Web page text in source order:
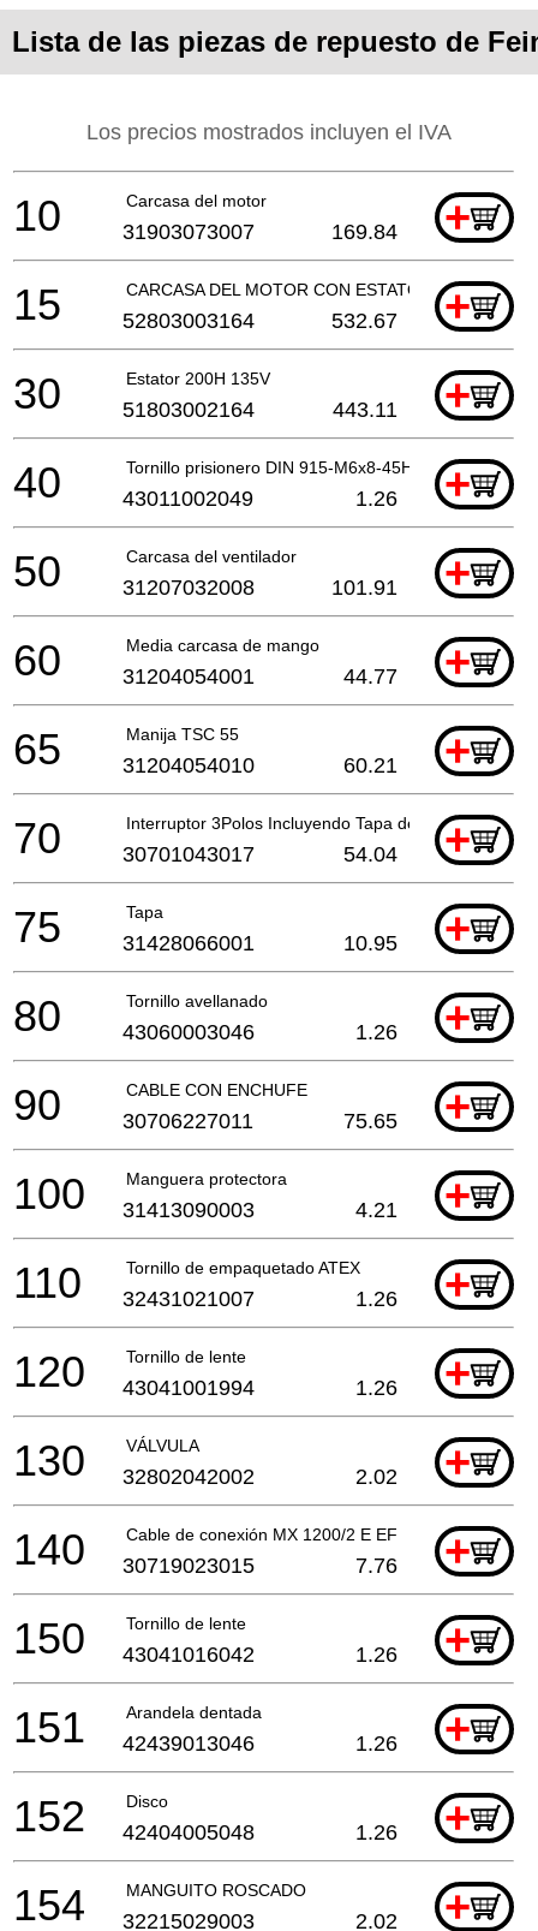
Lista de las piezas de repuesto de
Los precios mostrados incluyen el IVA
Carcasa del motor +
10 31903073007 169.84
CARCASA DEL MOTOR CON ESTATOR +
15 52803003164 532.67
Estator 200H 135V +
30 51803002164 443.11
Tornillo prisionero DIN 915-M6x8-45H +
40 43011002049 1.26
Carcasa del ventilador +
50 31207032008 101.91
Media carcasa de mango +
60 31204054001 44.77
Manija TSC 55 +
65 31204054010 60.21
Interruptor 3Polos Incluyendo Tapa de Polvo
+
70 30701043017 54.04
Tapa +
75 31428066001 10.95
Tornillo avellanado +
80 43060003046 1.26
CABLE CON ENCHUFE +
90 30706227011 75.65
Manguera protectora +
100 31413090003 4.21
Tornillo de empaquetado ATEX +
110 32431021007 1.26
Tornillo de lente +
120 43041001994 1.26
VÁLVULA +
130 32802042002 2.02
Cable de conexión MX 1200/2 E EF +
140 30719023015 7.76
Tornillo de lente +
150 43041016042 1.26
Arandela dentada +
151 42439013046 1.26
Disco +
152 42404005048 1.26
MANGUITO ROSCADO +
154 32215029003 2.02